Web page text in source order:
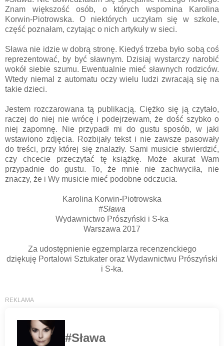
Znam większość osób, o których wspomina Karolina
Korwin-Piotrowska. O niektórych uczyłam się w szkole,
część poznałam, czytając o nich artykuły w sieci.
Sława nie idzie w dobrą stronę. Kiedyś trzeba było sobą coś
reprezentować, by być sławnym. Dzisiaj wystarczy narobić
wokół siebie szumu. Ewentualnie mieć sławnych rodziców.
Wtedy niemal z automatu oczy wielu ludzi zwracają się na
takie dzieci.
Jestem rozczarowana tą publikacją. Ciężko się ją czytało,
raczej do niej nie wrócę i podejrzewam, że dość szybko o
niej zapomnę. Nie przypadł mi do gustu sposób, w jaki
wstawiono zdjęcia. Rozbijały tekst i nie zawsze pasowały
do treści, przy której się znalazły. Sami musicie stwierdzić,
czy chcecie przeczytać tę książkę. Może akurat Wam
przypadnie do gustu. To, że mnie nie zachwyciła, nie
znaczy, że i Wy musicie mieć podobne odczucia.
Karolina Korwin-Piotrowska
#Sława
Wydawnictwo Prószyński i S-ka
Warszawa 2017
Za udostępnienie egzemplarza recenzenckiego
dziękuję Portalowi Sztukater oraz Wydawnictwu Prószyński
i S-ka.